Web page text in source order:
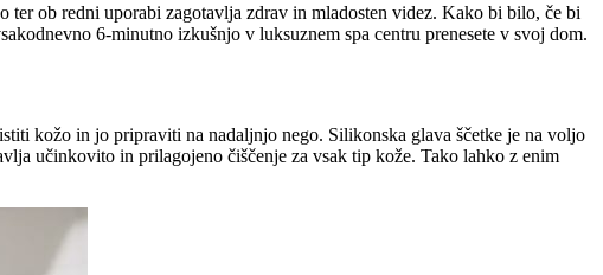
ter ob redni uporabi zagotavlja zdrav in mladosten videz. Kako bi bilo, če bi
6-minutno izkušnjo v luksuznem spa centru prenesete v svoj dom.
kožo in jo pripraviti na nadaljnjo nego. Silikonska glava ščetke je na voljo
učinkovito in prilagojeno čiščenje za vsak tip kože. Tako lahko z enim